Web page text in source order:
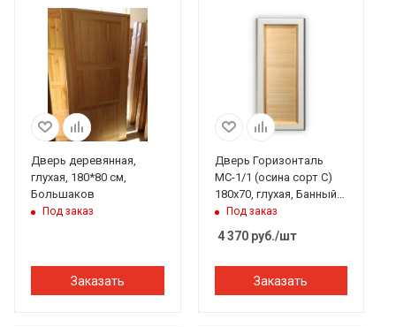
Дверь деревянная,
глухая, 180*80 см,
Большаков
Под заказ
Заказать
Дверь Горизонталь
МС-1/1 (осина сорт С)
180х70, глухая, Банный
Эксперт
Под заказ
4 370руб./шт
Заказать